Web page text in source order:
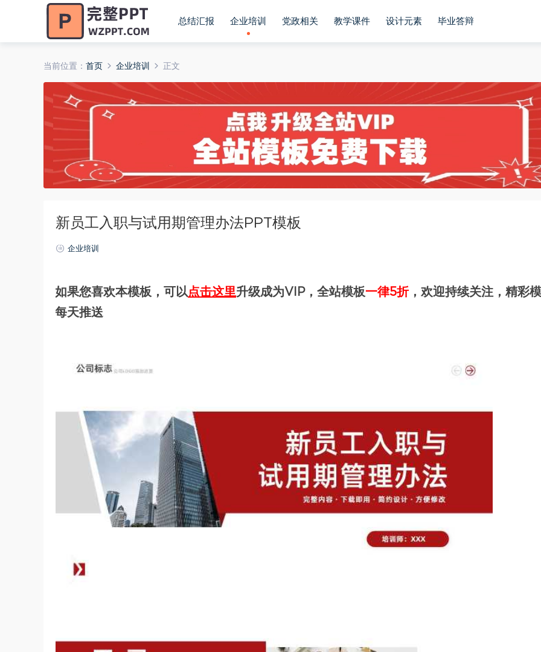
总结汇报 企业培训 党政相关 教学课件 设计元素 毕业答辩
当前位置： 首页 企业培训 正文
新员工入职与试用期管理办法PPT模板
企业培训
如果您喜欢本模板，可以点击这里升级成为VIP，全站模板一律5折，欢迎持续关注，精彩
每天推送